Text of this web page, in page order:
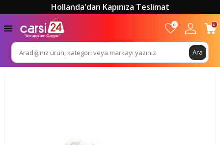
Hollanda'dan Kapınıza Teslimat
Ara
0 0